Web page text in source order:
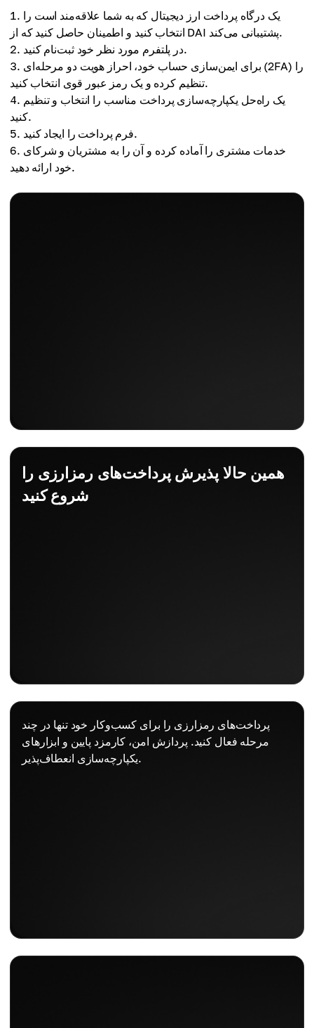
یک درگاه پرداخت ارز دیجیتال که به شما علاقه‌مند است را
انتخاب کنید و اطمینان حاصل کنید که از DAI پشتیبانی می‌کند.
در پلتفرم مورد نظر خود ثبت‌نام کنید.
برای ایمن‌سازی حساب خود، احراز هویت دو مرحله‌ای (2FA) را
تنظیم کرده و یک رمز عبور قوی انتخاب کنید.
یک راه‌حل یکپارچه‌سازی پرداخت مناسب را انتخاب و تنظیم
کنید.
فرم پرداخت را ایجاد کنید.
خدمات مشتری را آماده کرده و آن را به مشتریان و شرکای
خود ارائه دهید.
همین حالا پذیرش پرداخت‌های رمزارزی را
شروع کنید
پرداخت‌های رمزارزی را برای کسب‌وکار خود تنها در چند
مرحله فعال کنید. پردازش امن، کارمزد پایین و ابزارهای
یکپارچه‌سازی انعطاف‌پذیر.